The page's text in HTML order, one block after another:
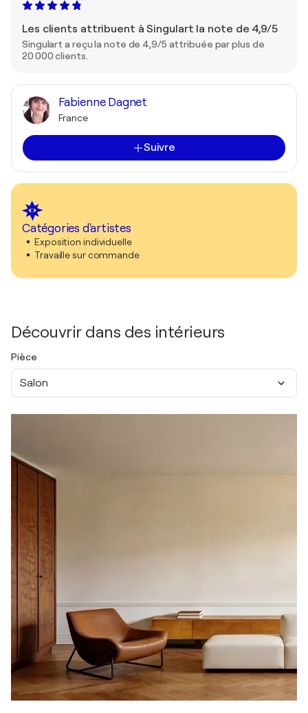
Les clients attribuent à Singulart la note de 4,9/5
Singulart a reçu la note de 4,9/5 attribuée par plus de
20 000 clients.
Fabienne Dagnet
France
Suivre
Catégories d'artistes
Exposition individuelle
Travaille sur commande
Découvrir dans des intérieurs
Pièce
Salon